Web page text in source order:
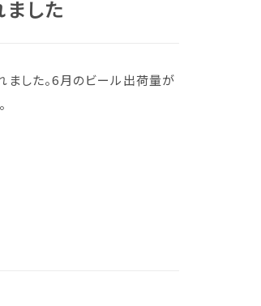
ました
ました。6月のビール出荷量が